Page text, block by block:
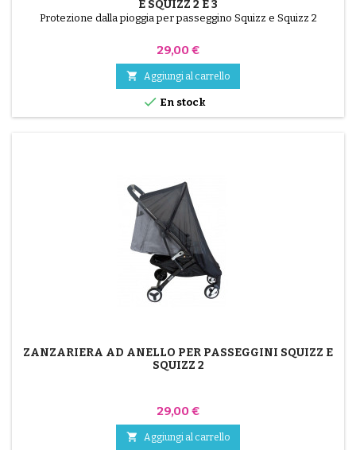
E SQUIZZ 2 E 3
Protezione dalla pioggia per passeggino Squizz e Squizz 2
Prezzo
29,00 €
 Aggiungi al carrello
 En stock
ZANZARIERA AD ANELLO PER PASSEGGINI SQUIZZ E
SQUIZZ 2
Prezzo
29,00 €
 Aggiungi al carrello